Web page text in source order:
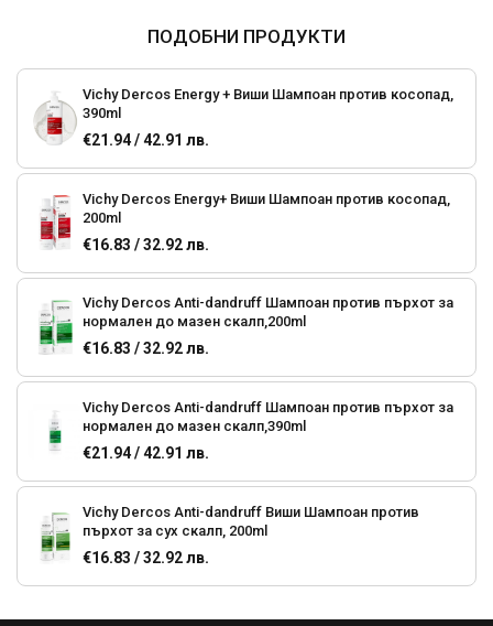
ПОДОБНИ ПРОДУКТИ
Vichy Dercos Energy + Виши Шампоан против косопад,
390ml
€21.94 / 42.91 лв.
Vichy Dercos Energy+ Виши Шампоан против косопад,
200ml
€16.83 / 32.92 лв.
Vichy Dercos Anti-dandruff Шампоан против пърхот за
нормален до мазен скалп,200ml
€16.83 / 32.92 лв.
Vichy Dercos Anti-dandruff Шампоан против пърхот за
нормален до мазен скалп,390ml
€21.94 / 42.91 лв.
Vichy Dercos Anti-dandruff Виши Шампоан против
пърхот за сух скалп, 200ml
€16.83 / 32.92 лв.
Vichy Dercos Dry scalp Виши Шампоан против пърхот за